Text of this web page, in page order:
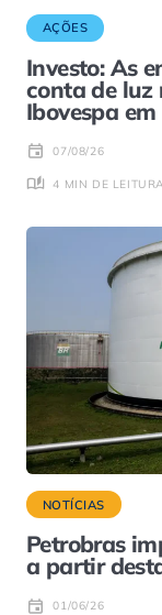
AÇÕES
Investo: As
conta de luz
Ibovespa
07/08/26
4 MIN DE LEITURA
NOTÍCIAS
Petrobras
a partir
01/06/26